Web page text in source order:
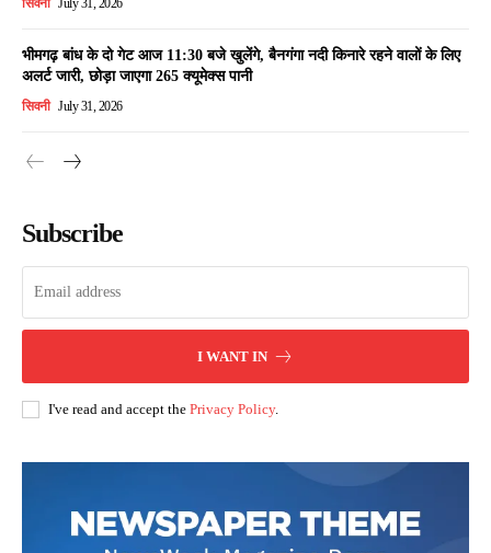
सिवनी July 31, 2026
भीमगढ़ बांध के दो गेट आज 11:30 बजे खुलेंगे, बैनगंगा नदी किनारे रहने वालों के लिए
अलर्ट जारी, छोड़ा जाएगा 265 क्यूमेक्स पानी
सिवनी July 31, 2026
Subscribe
I WANT IN
I've read and accept the Privacy Policy.